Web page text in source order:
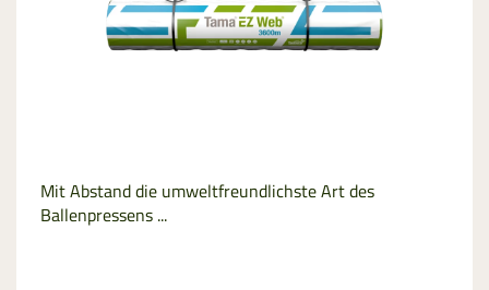
Mit Abstand die umweltfreundlichste Art des
Ballenpressens ...